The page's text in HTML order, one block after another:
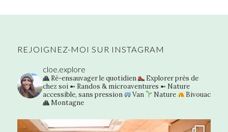
REJOIGNEZ-MOI SUR INSTAGRAM
cloe.explore
Ré-ensauvager le quotidien
Explorer près de
chez soi➼ Randos & microaventures ➼ Nature
accessible, sans pression
Van Nature
Bivouac
Montagne